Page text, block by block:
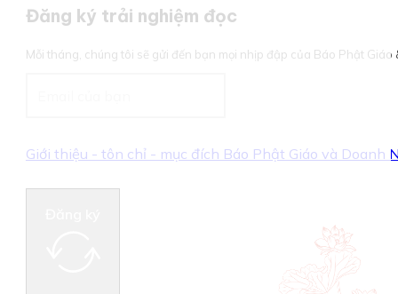
Đăng ký trải nghiệm đọc
Mỗi tháng, chúng tôi sẽ gửi đến bạn mọi nhịp đập của Báo Phật Giáo
Giới thiệu - tôn chỉ - mục đích Báo Phật Giáo và Doanh